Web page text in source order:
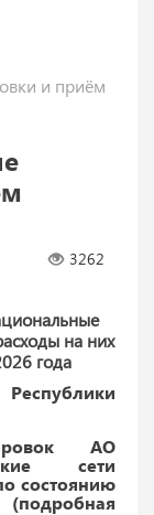
и приём
3262
на них
года
АО
сети
состоянию